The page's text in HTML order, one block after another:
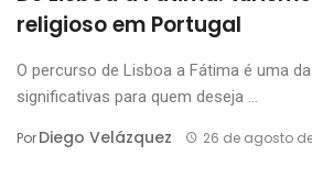
religioso em Portugal
O percurso de Lisboa a Fátima é uma
significativas para quem deseja ...
PorDiego Velázquez 26 de agosto